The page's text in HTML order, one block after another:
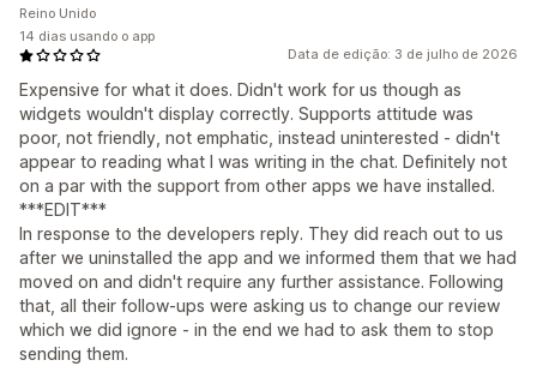
Data de edição: 3 de julho de 2026
Expensive for what it does. Didn't work for us though as
widgets wouldn't display correctly. Supports attitude was
poor, not friendly, not emphatic, instead uninterested - didn't
appear to reading what I was writing in the chat. Definitely not
on a par with the support from other apps we have installed.
***EDIT***
In response to the developers reply. They did reach out to us
after we uninstalled the app and we informed them that we had
moved on and didn't require any further assistance. Following
that, all their follow-ups were asking us to change our review
which we did ignore - in the end we had to ask them to stop
sending them.
Reino Unido
14 dias usando o app